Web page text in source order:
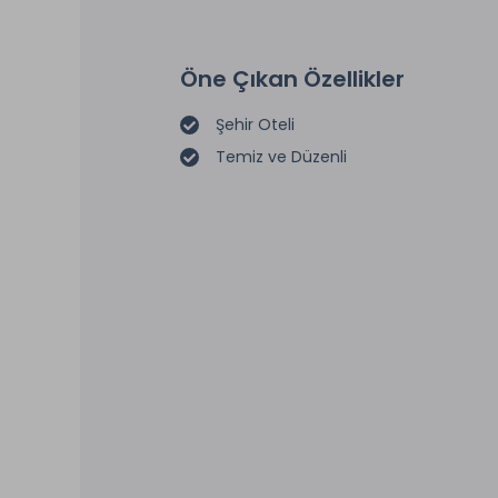
Öne Çıkan Özellikler
Şehir Oteli
Temiz ve Düzenli